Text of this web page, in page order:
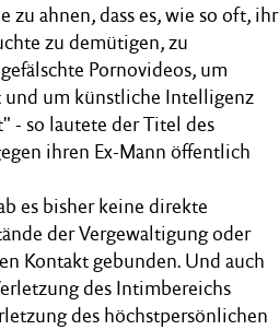
zu ahnen, dass es, wie so oft, ihr
zu demütigen, zu
Pornovideos, um
und um künstliche Intelligenz
- so lautete der Titel des
ihren Ex-Mann öffentlich
es bisher keine direkte
der Vergewaltigung oder
Kontakt gebunden. Und auch
des Intimbereichs
des höchstpersönlichen